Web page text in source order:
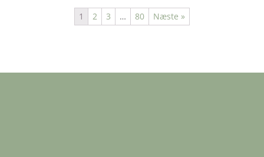
1 2 3 … 80 Næste »